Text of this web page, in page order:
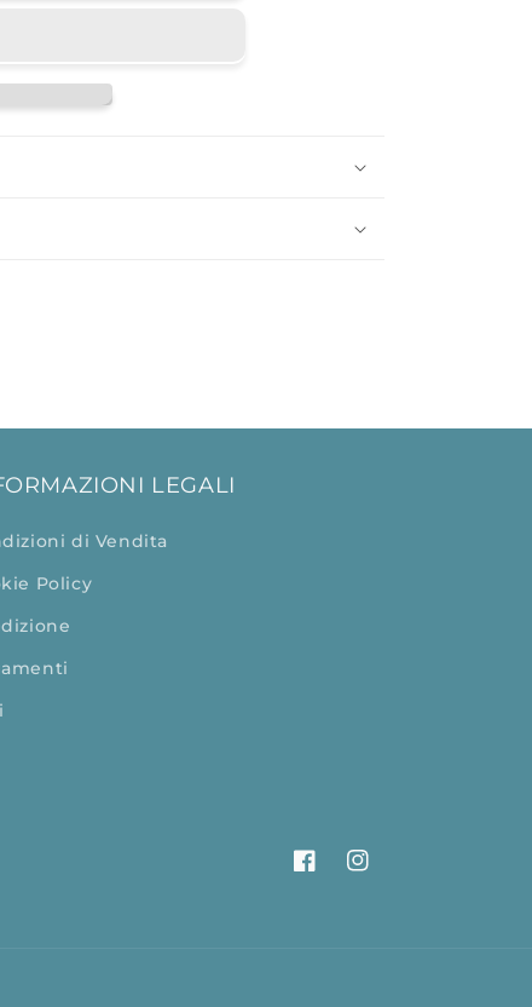
LEGALI
di Vendita
Policy
FacebookInstagram